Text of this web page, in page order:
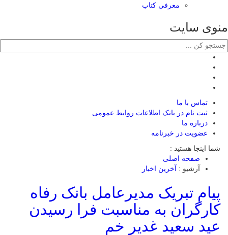
معرفی کتاب
منوی سایت
تماس با ما
ثبت نام در بانک اطلاعات روابط عمومی
درباره ما
عضويت در خبرنامه
شما اینجا هستید :
صفحه اصلی
آرشیو :
آخرین اخبار
پیام تبریک مدیرعامل بانک رفاه
کارگران به مناسبت فرا رسیدن
عید سعید غدیر خم